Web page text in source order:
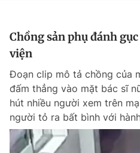
Chuyên mục khác
Chào ngày mới
Thông tin tài khoản
Tin đã lưu
Tin đã xem
Đăng xuất
Chồng sản phụ đánh
viện
Đoạn clip mô tả chồng của
đấm thẳng vào mặt bác sĩ
hút nhiều người xem trên
người tỏ ra bất bình với